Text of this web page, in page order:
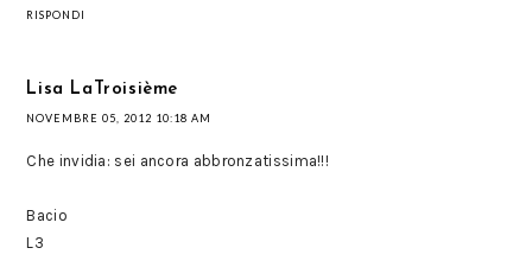
RISPONDI
Lisa LaTroisième
NOVEMBRE 05, 2012 10:18 AM
Che invidia: sei ancora abbronzatissima!!!
Bacio
L3